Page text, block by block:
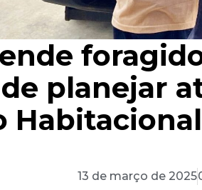
planejar
13 de março de 2025